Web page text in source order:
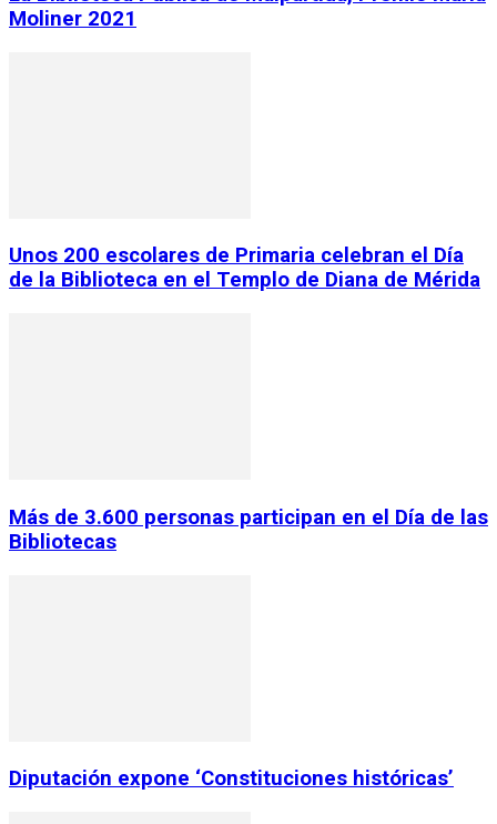
Moliner 2021
Unos 200 escolares de Primaria celebran el Día
de la Biblioteca en el Templo de Diana de Mérida
Más de 3.600 personas participan en el Día de las
Bibliotecas
Diputación expone ‘Constituciones históricas’